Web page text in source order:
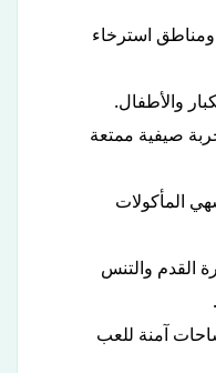
استرخاء
والأطفال.
صيفية ممتعة
المأكولات
القدم والتنس
آمنة للعب